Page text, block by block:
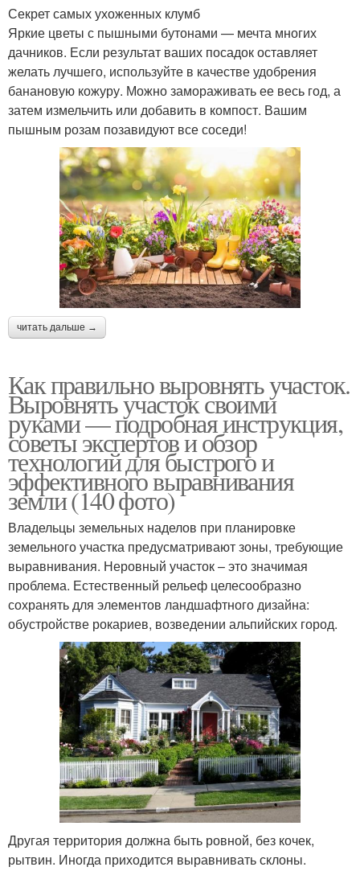
Секрет самых ухоженных клумб
Яркие цветы с пышными бутонами — мечта многих
дачников. Если результат ваших посадок оставляет
желать лучшего, используйте в качестве удобрения
банановую кожуру. Можно замораживать ее весь год, а
затем измельчить или добавить в компост. Вашим
пышным розам позавидуют все соседи!
читать дальше →
Как правильно выровнять участок.
Выровнять участок своими
руками — подробная инструкция,
советы экспертов и обзор
технологий для быстрого и
эффективного выравнивания
земли (140 фото)
Владельцы земельных наделов при планировке
земельного участка предусматривают зоны, требующие
выравнивания. Неровный участок – это значимая
проблема. Естественный рельеф целесообразно
сохранять для элементов ландшафтного дизайна:
обустройстве рокариев, возведении альпийских город.
Другая территория должна быть ровной, без кочек,
рытвин. Иногда приходится выравнивать склоны.